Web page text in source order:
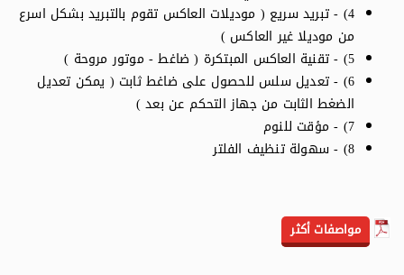
4) - تبريد سريع ( موديلات العاكس تقوم بالتبريد بشكل اسرع
من موديلا غير العاكس )
5) - تقنية العاكس المبتكرة ( ضاغط - موتور مروحة )
6) - تعديل سلس للحصول على ضاغط ثابت ( يمكن تعديل
الضغط الثابت من جهاز التحكم عن بعد )
7) - مؤقت للنوم
8) - سهولة تنظيف الفلتر
مواصفات أكثر